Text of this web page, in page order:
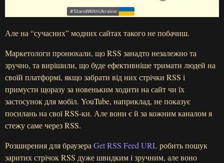
Але на “сучасних” модних сайтах такого не побачиш.
Маркетологи пронюхали, що RSS занадто незалежно та
зручно, та вирішили, що буде ефективніше тримати людей на
своїй платформі, якщо забрати від них стрічки RSS і
примусти щоразу за новеньким ходити на сайт чи їх
застосунок для мобіл. YouTube, наприклад, не показує
посилань на свої RSS-ки. Але вони є й за кожним каналом я
стежу саме через RSS.
Розширення для браузера Get RSS Feed URLробить пошук
заритих стрічок RSS дуже швидким і зручним, але воно